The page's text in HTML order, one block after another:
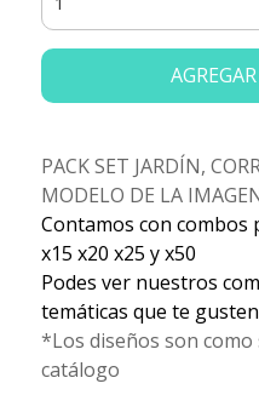
PACK SET JARDÍN,
MODELO DE LA
Contamos con combos
x15 x20 x25 y x50
Podes ver nuestros
temáticas que te gusten
*Los diseños son como
catálogo